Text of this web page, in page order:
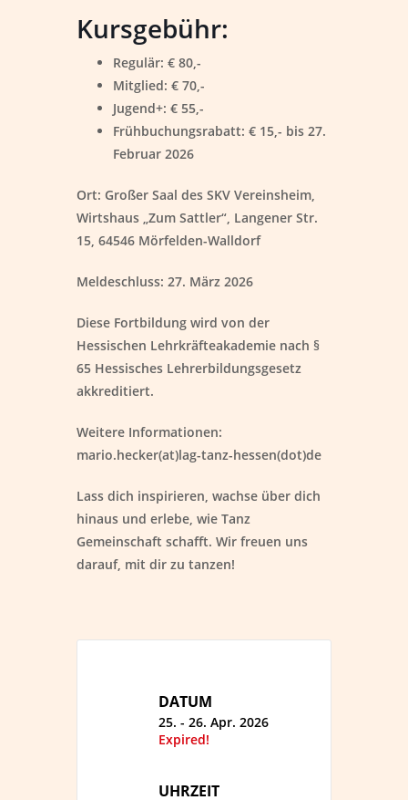
Kursgebühr:
Regulär: € 80,-
Mitglied: € 70,-
Jugend+: € 55,-
Frühbuchungsrabatt: € 15,- bis 27.
Februar 2026
Ort: Großer Saal des SKV Vereinsheim,
Wirtshaus „Zum Sattler“, Langener Str.
15, 64546 Mörfelden-Walldorf
Meldeschluss: 27. März 2026
Diese Fortbildung wird von der
Hessischen Lehrkräfteakademie nach §
65 Hessisches Lehrerbildungsgesetz
akkreditiert.
Weitere Informationen:
mario.hecker(at)lag-tanz-hessen(dot)de
Lass dich inspirieren, wachse über dich
hinaus und erlebe, wie Tanz
Gemeinschaft schafft. Wir freuen uns
darauf, mit dir zu tanzen!
DATUM
25. - 26. Apr. 2026
Expired!
UHRZEIT